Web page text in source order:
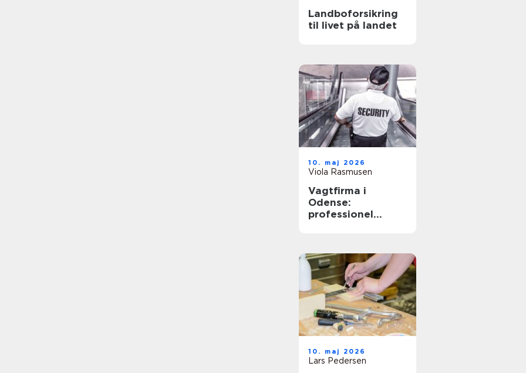
Landboforsikring
til livet på landet
10. maj 2026
Viola Rasmusen
Vagtfirma i
Odense:
professionel
10. maj 2026
Lars Pedersen